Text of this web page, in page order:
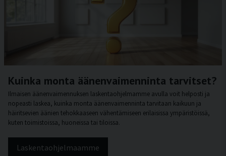
Kuinka monta äänenvaimenninta tarvitset?
Ilmaisen äänenvaimennuksen laskentaohjelmamme avulla voit helposti ja
nopeasti laskea, kuinka monta äänenvaimenninta tarvitaan kaikuun ja
häiritsevien äänien tehokkaaseen vähentämiseen erilaisissa ympäristöissä,
kuten toimistoissa, huoneissa tai tiloissa.
Laskentaohjelmaamme